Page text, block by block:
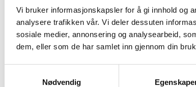
Vi bruker informasjonskapsler for å gi innhold og
analysere trafikken vår. Vi deler dessuten
sosiale medier, annonsering og analysearbeid,
dem, eller som de har samlet inn gjennom din
Nødvendig